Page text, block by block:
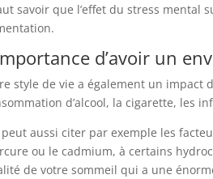
savoir que l’effet du stress mental
d’avoir un
style de vie a également un impact
d’alcool, la cigarette, les
aussi citer par exemple les
ou le cadmium, à certains
de votre sommeil qui a une